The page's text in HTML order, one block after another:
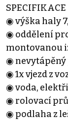
SPECIFIKACE
◉ výška haly
◉ oddělení
montovanou
◉
◉ 1x vjezd z
◉ voda,
◉ rolovací
◉ podlaha z